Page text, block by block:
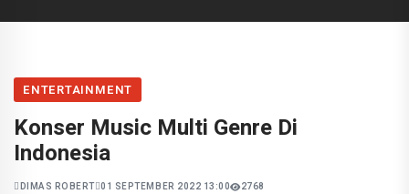
ENTERTAINMENT
Konser Music Multi Genre Di
Indonesia
DIMAS ROBERT 01 SEPTEMBER 2022 13:00 2768